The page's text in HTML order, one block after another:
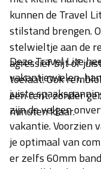
kunnen de Travel
stilstand brengen.
stelwieltje aan de
agressief bijt of
toelaat. Ook
een cent: zonder
minuten klaar.
Deze Travel Lite
vakantiewielen,
juiste
zijn de velgen
vakantie. Voorzien
je optimaal van
er zelfs 60mm